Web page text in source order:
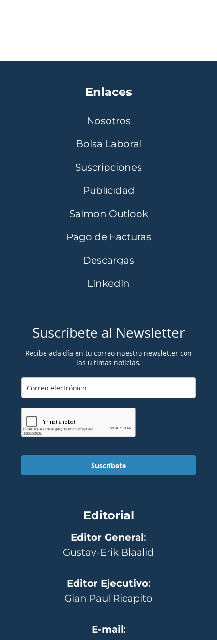
Enlaces
Nosotros
Bolsa Laboral
Suscripciones
Publicidad
Salmon Outlook
Pago de Facturas
Descargas
Linkedin
Suscríbete al Newsletter
Recibe ada día en tu correo nuestro newsletter con
las últimas noticias.
Suscríbete
Editorial
Editor General:
Gustav-Erik Blaalid
Editor Ejecutivo:
Gian Paul Ricapito
E-mail: